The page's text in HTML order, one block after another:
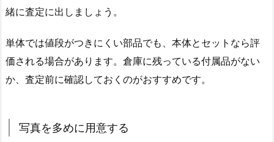
緒に査定に出しましょう。
単体では値段がつきにくい部品でも、本体とセットなら評
価される場合があります。倉庫に残っている付属品がない
か、査定前に確認しておくのがおすすめです。
写真を多めに用意する